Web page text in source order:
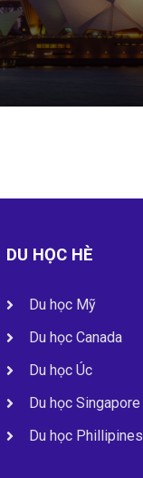
DU HỌC HÈ
Du học Mỹ
Du học Canada
Du học Úc
Du học Singapore
Du học Phillipines